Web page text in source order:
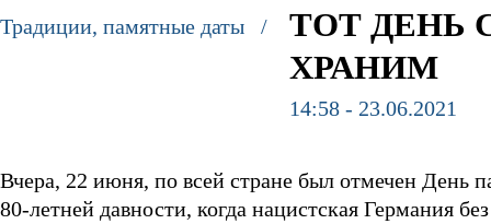
Традиции, памятные даты /
ТОТ ДЕНЬ
ХРАНИМ
14:58 - 23.06.2021
Вчера, 22 июня, по всей стране был отмечен День
80-летней давности, когда нацистская Германия